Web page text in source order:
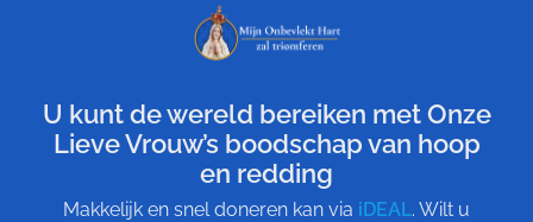
U kunt de wereld bereiken met Onze
Lieve Vrouw’s boodschap van hoop
en redding
Makkelijk en snel doneren kan via iDEAL. Wilt u